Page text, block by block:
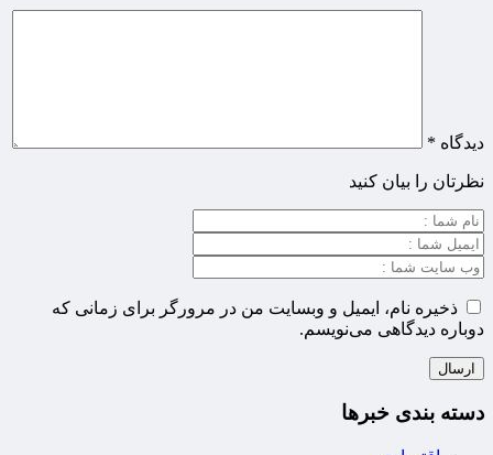
دیدگاه *
نظرتان را بیان کنید
ذخیره نام، ایمیل و وبسایت من در مرورگر برای زمانی که
دوباره دیدگاهی می‌نویسم.
دسته بندی خبرها